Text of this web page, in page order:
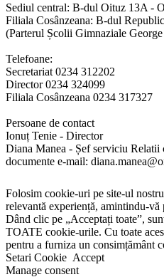
Sediul central: B-dul Oituz 13A -
Filiala Cosânzeana: B-dul
(Parterul Școlii Gimnaziale
Telefoane:
Secretariat 0234 312202
Director 0234 324099
Filiala Cosânzeana 0234 317327
Persoane de contact
Ionuț Tenie - Director
Diana Manea - Șef serviciu Relatii
documente e-mail:
Folosim cookie-uri pe site-ul
relevantă experiență, amintindu-
Dând clic pe „Acceptați toate”,
TOATE cookie-urile. Cu toate
pentru a furniza un consimțământ
Setari Cookie Accept
Manage consent